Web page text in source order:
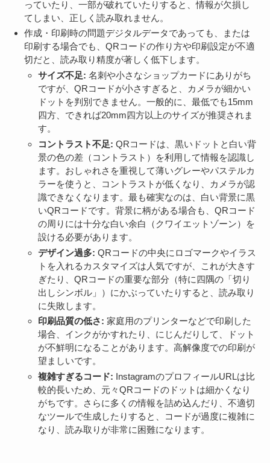
っていたり、一部が破れていたりすると、情報が欠損し
てしまい、正しく読み取れません。
作成・印刷時の問題デジタルデータであっても、または
印刷する場合でも、QRコードの作り方や印刷設定が不適
切だと、読み取り精度が著しく低下します。
サイズ不足: 名刺や小さなショップカードにありがち
ですが、QRコードが小さすぎると、カメラが細かい
ドットを判別できません。一般的に、最低でも15mm
四方、できれば20mm四方以上のサイズが推奨されま
す。
コントラスト不足: QRコードは、黒いドットと白い背
景の色の差（コントラスト）を利用して情報を認識し
ます。おしゃれさを重視して薄いグレーやパステルカ
ラーを使うと、コントラストが低くなり、カメラが認
識できなくなります。最も確実なのは、白い背景に黒
いQRコードです。背景に柄がある場合も、QRコード
の周りには十分な白い余白（クワイエットゾーン）を
設ける必要があります。
デザイン過多: QRコードの中央にロゴマークやイラス
トを入れるカスタマイズは人気ですが、これが大きす
ぎたり、QRコードの重要な部分（特に四隅の「切り
出しシンボル」）にかぶっていたりすると、読み取り
に失敗します。
印刷品質の低さ: 家庭用のプリンターなどで印刷した
場合、インクがかすれたり、にじんだりして、ドット
が不鮮明になることがあります。高解像度での印刷が
望ましいです。
複雑すぎるコード: InstagramのプロフィールURLは比
較的長いため、元々QRコードのドットは細かくなり
がちです。さらに多くの情報を詰め込んだり、不適切
なツールで生成したりすると、コードが過度に複雑に
なり、読み取りが非常に困難になります。